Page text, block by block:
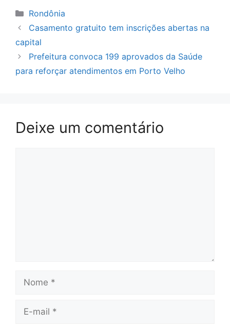
Categorias
Rondônia
Casamento gratuito tem inscrições abertas na
capital
Prefeitura convoca 199 aprovados da Saúde
para reforçar atendimentos em Porto Velho
Deixe um comentário
Nome